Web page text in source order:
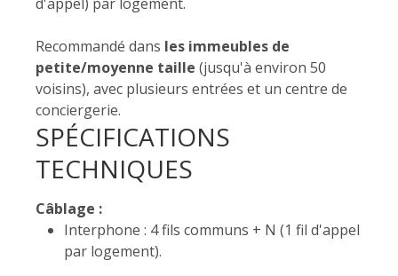
d'appel) par logement.
Recommandé dans les immeubles de
petite/moyenne taille (jusqu'à environ 50
voisins), avec plusieurs entrées et un centre de
conciergerie.
SPÉCIFICATIONS
TECHNIQUES
Câblage :
Interphone : 4 fils communs + N (1 fil d'appel
par logement).